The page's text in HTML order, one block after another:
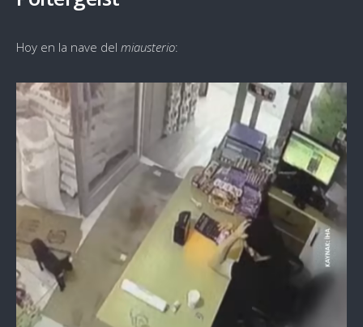
Hoy en la nave del miausterio: